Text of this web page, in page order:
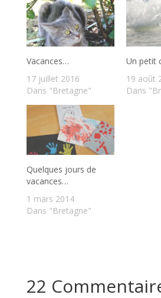
Vacances…
17 juillet 2016
Dans "Bretagne"
Un petit
19 août
Dans
Quelques jours de
vacances…
1 mars 2014
Dans "Bretagne"
22